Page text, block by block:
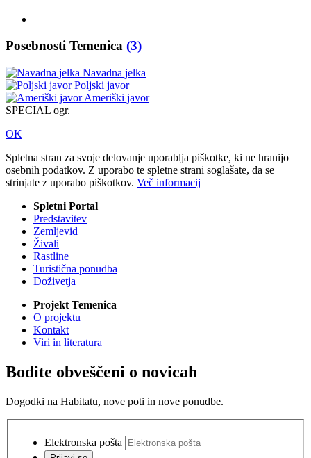
Posebnosti Temenica (3)
Navadna jelka
Poljski javor
Ameriški javor
SPECIAL ogr.
OK
Spletna stran za svoje delovanje uporablja piškotke, ki ne hranijo
osebnih podatkov. Z uporabo te spletne strani soglašate, da se
strinjate z uporabo piškotkov. Več informacij
Spletni Portal
Predstavitev
Zemljevid
Živali
Rastline
Turistična ponudba
Doživetja
Projekt Temenica
O projektu
Kontakt
Viri in literatura
Bodite obveščeni o novicah
Dogodki na Habitatu, nove poti in nove ponudbe.
Elektronska pošta